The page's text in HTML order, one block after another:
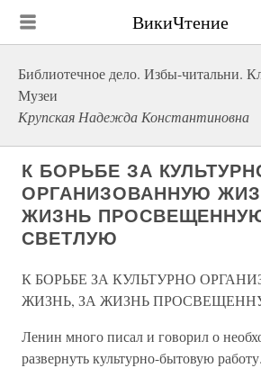
ВикиЧтение
Библиотечное дело. Избы-читальни.
Музеи
Крупская Надежда Константиновна
К БОРЬБЕ ЗА
ОРГАНИЗОВАННУЮ
ЖИЗНЬ
СВЕТЛУЮ
К БОРЬБЕ ЗА КУЛЬТУРНО
ЖИЗНЬ, ЗА ЖИЗНЬ
Ленин много писал и говорил о
развернуть культурно-бытовую